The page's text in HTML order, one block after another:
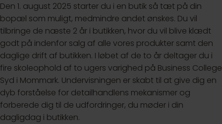
Den 1. august 2025 starter du i en butik så tæt på din
bopæl som muligt, medmindre andet ønskes. Du vil
tilbringe de næste 2 år i butikken, hvor du vil blive klædt
godt på indenfor salg af alle vores produkter samt den
daglige drift af butikken. I løbet af de to år deltager du i
fire skoleophold af to ugers varighed på Business College
Syd i Mommark. Undervisningen er skabt til at give dig en
dyb forståelse for detailhandlens mekanismer og
forberede dig til de udfordringer, du møder i din
dagligdag i butikken.